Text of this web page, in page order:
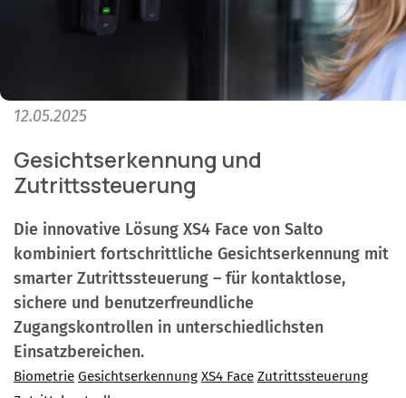
12.05.2025
Gesichtserkennung und
Zutrittssteuerung
Die innovative Lösung XS4 Face von Salto
kombiniert fortschrittliche Gesichtserkennung mit
smarter Zutrittssteuerung – für kontaktlose,
sichere und benutzerfreundliche
Zugangskontrollen in unterschiedlichsten
Einsatzbereichen.
Biometrie Gesichtserkennung XS4 Face Zutrittssteuerung